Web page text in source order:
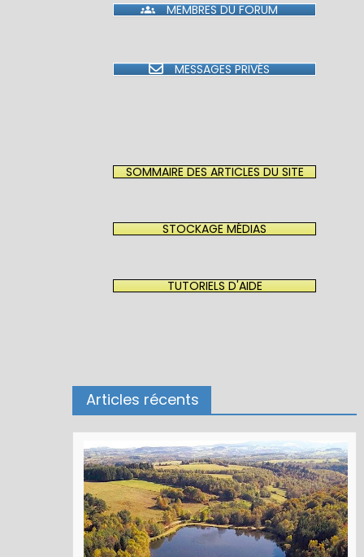
MEMBRES DU FORUM
MESSAGES PRIVÉS
SOMMAIRE DES ARTICLES DU SITE
STOCKAGE MÉDIAS
TUTORIELS D'AIDE
Articles récents